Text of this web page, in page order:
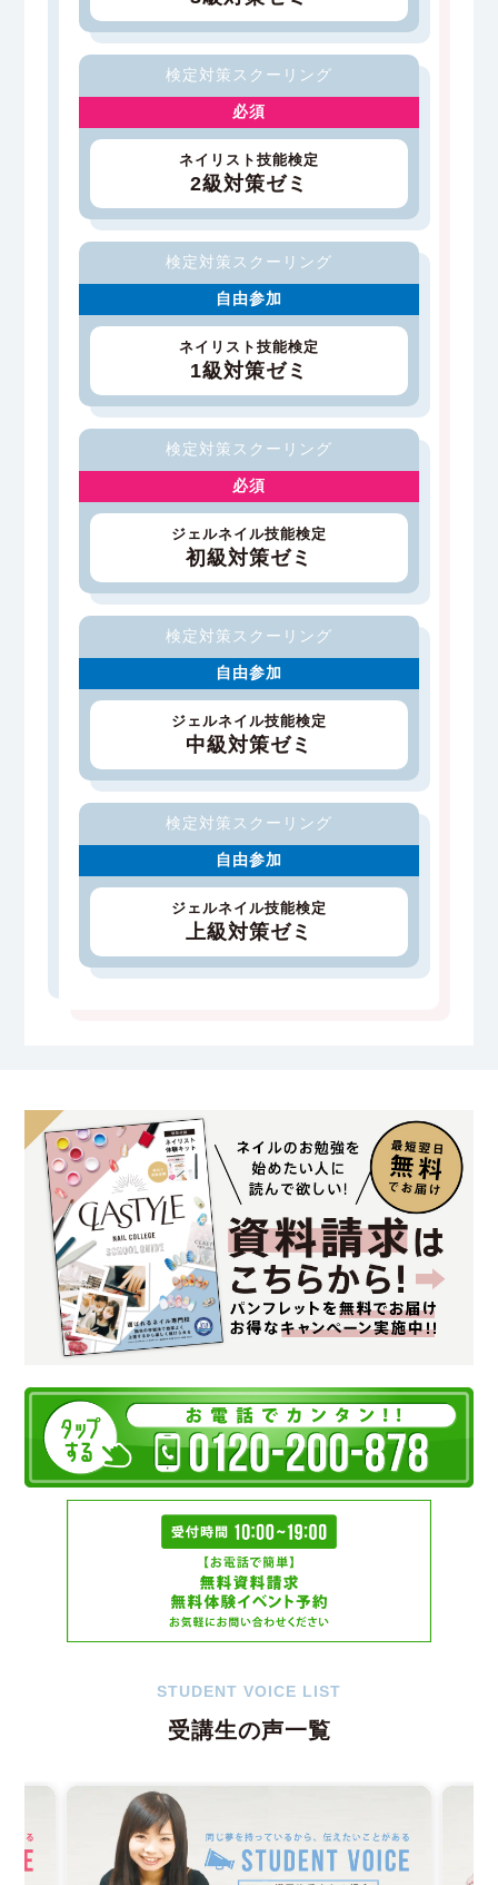
検定対策スクーリング
必須
ネイリスト技能検定
2級対策ゼミ
検定対策スクーリング
自由参加
ネイリスト技能検定
1級対策ゼミ
検定対策スクーリング
必須
ジェルネイル技能検定
初級対策ゼミ
検定対策スクーリング
自由参加
ジェルネイル技能検定
中級対策ゼミ
検定対策スクーリング
自由参加
ジェルネイル技能検定
上級対策ゼミ
STUDENT VOICE LIST
受講生の声一覧